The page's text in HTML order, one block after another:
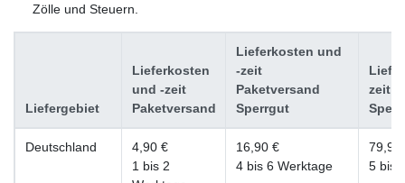
Zölle und Steuern.
Liefergebiet
Lieferkosten
und -zeit
Paketversand
Lieferkosten und
-zeit
Paketversand
Sperrgut
zeit
Deutschland
4,90 €
1 bis 2
16,90 €
4 bis 6 Werktage
79,90
5 bis